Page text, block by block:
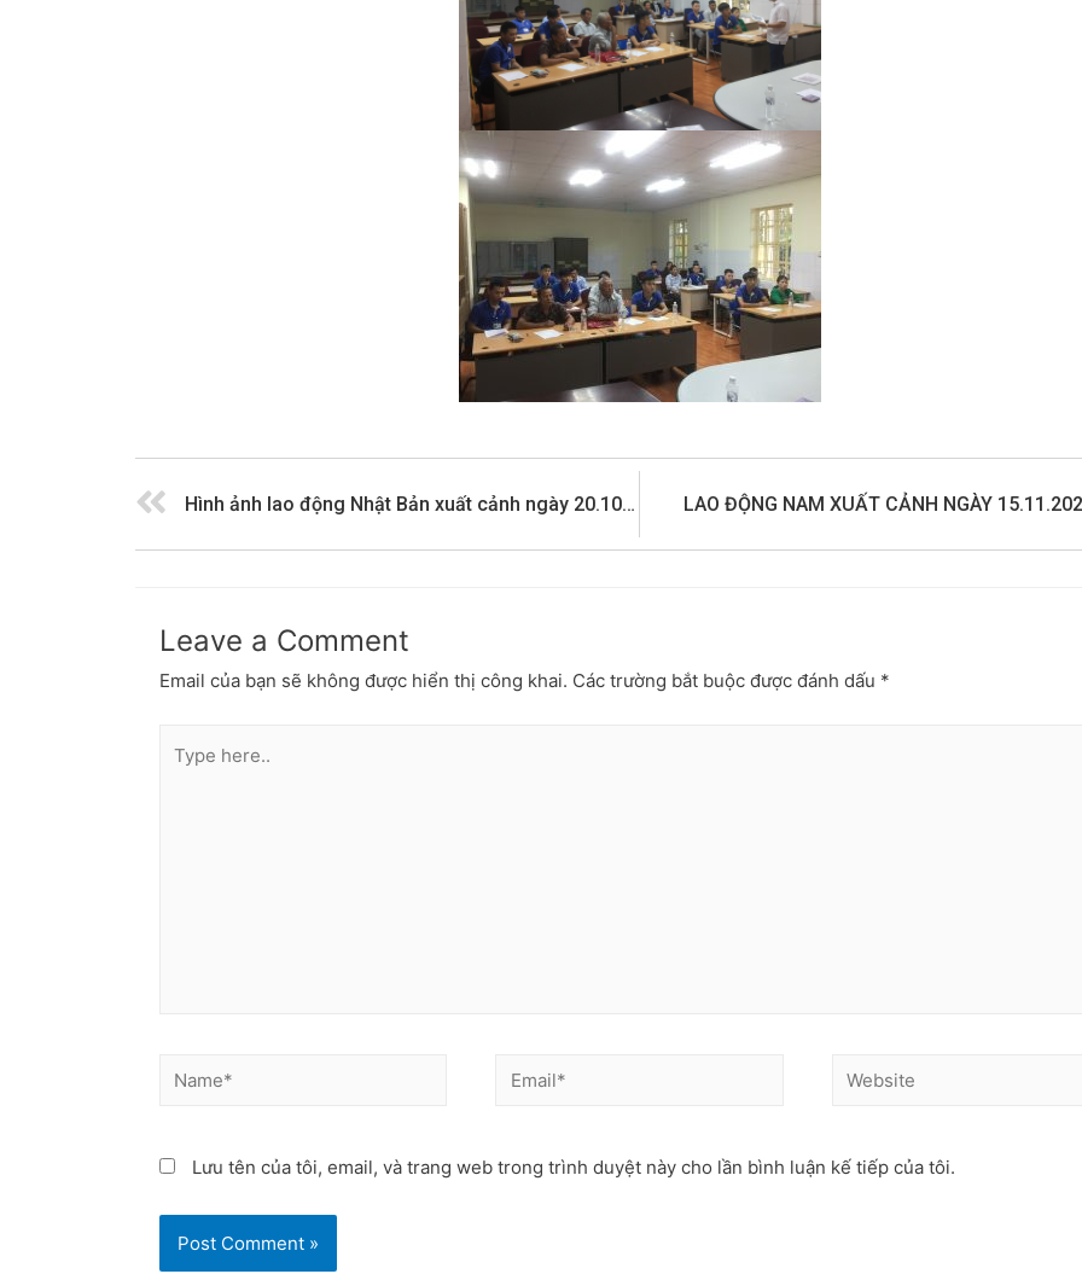
Hình ảnh lao động Nhật Bản xuất cảnh ngày 20.10.2023 LAO ĐỘNG NAM XUẤT CẢNH NGÀY
Leave a Comment
Email của bạn sẽ không được hiển thị công khai. Các trường bắt buộc được đánh dấu *
Lưu tên của tôi, email, và trang web trong trình duyệt này cho lần bình luận kế tiếp của tôi.